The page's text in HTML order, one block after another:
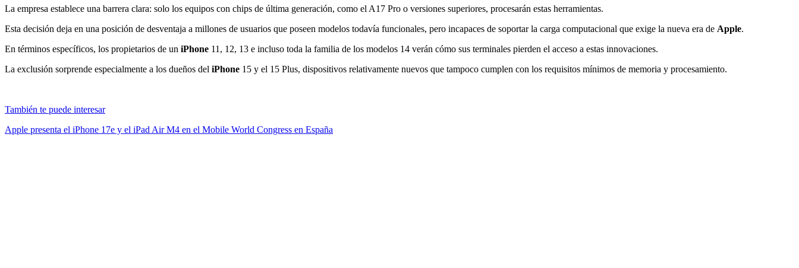
La empresa establece una barrera clara: solo los equipos con chips de última generación, como el A17 Pro o versiones superiores, procesarán estas herramientas.
Esta decisión deja en una posición de desventaja a millones de usuarios que poseen modelos todavía funcionales, pero incapaces de soportar la carga computacional que exige la nueva era de Apple.
En términos específicos, los propietarios de un iPhone 11, 12, 13 e incluso toda la familia de los modelos 14 verán cómo sus terminales pierden el acceso a estas innovaciones.
La exclusión sorprende especialmente a los dueños del iPhone 15 y el 15 Plus, dispositivos relativamente nuevos que tampoco cumplen con los requisitos mínimos de memoria y procesamiento.
También te puede interesar
Apple presenta el iPhone 17e y el iPad Air M4 en el Mobile World Congress en España